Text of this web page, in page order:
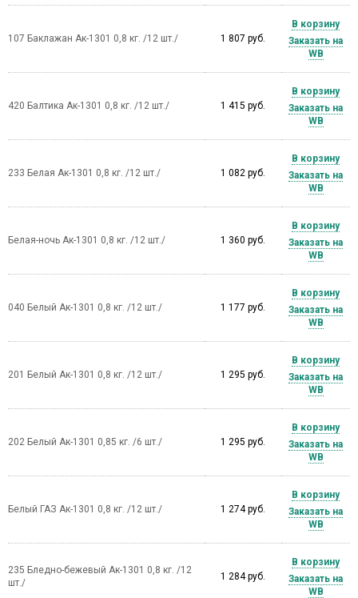
107 Баклажан Ак-1301 0,8 кг. /12 шт./ 1 807 руб.
В корзину
Заказать на
WB
420 Балтика Ак-1301 0,8 кг. /12 шт./ 1 415 руб.
В корзину
Заказать на
WB
233 Белая Ак-1301 0,8 кг. /12 шт./ 1 082 руб.
В корзину
Заказать на
WB
Белая-ночь Ак-1301 0,8 кг. /12 шт./ 1 360 руб.
В корзину
Заказать на
WB
040 Белый Ак-1301 0,8 кг. /12 шт./ 1 177 руб.
В корзину
Заказать на
WB
201 Белый Ак-1301 0,8 кг. /12 шт./ 1 295 руб.
В корзину
Заказать на
WB
202 Белый Ак-1301 0,85 кг. /6 шт./ 1 295 руб.
В корзину
Заказать на
WB
Белый ГАЗ Ак-1301 0,8 кг. /12 шт./ 1 274 руб.
В корзину
Заказать на
WB
235 Бледно-бежевый Ак-1301 0,8 кг. /12
шт./
1 284 руб.
В корзину
Заказать на
WB